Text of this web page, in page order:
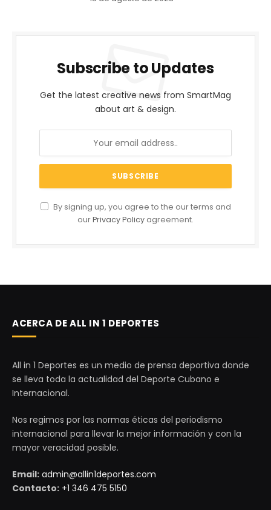
Subscribe to Updates
Get the latest creative news from SmartMag
about art & design.
By signing up, you agree to the our terms and
ourPrivacy Policy agreement.
ACERCA DE ALL IN 1 DEPORTES
All in 1 Deportes es un medio de prensa deportiva donde
se lleva toda la actualidad del Deporte Cubano e
Internacional.
Nos regimos por las normas éticas del periodismo
internacional para llevar la mejor información y con la
mayor veracidad posible.
Email: admin@allin1deportes.com
Contacto: +1 346 475 5150